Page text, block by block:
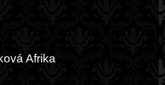
Afrika